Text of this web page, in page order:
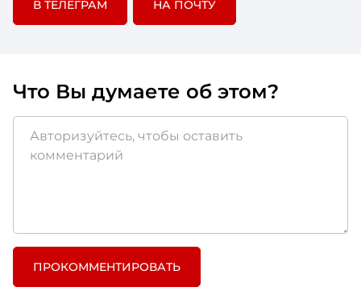
В ТЕЛЕГРАМ НА ПОЧТУ
Что Вы думаете об этом?
ПРОКОММЕНТИРОВАТЬ